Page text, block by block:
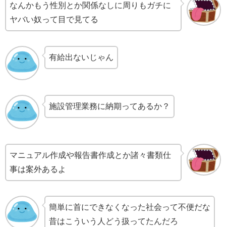
なんかもう性別とか関係なしに周りもガチに
ヤバい奴って目で見てる
有給出ないじゃん
施設管理業務に納期ってあるか？
マニュアル作成や報告書作成とか諸々書類仕
事は案外あるよ
簡単に首にできなくなった社会って不便だな
昔はこういう人どう扱ってたんだろ